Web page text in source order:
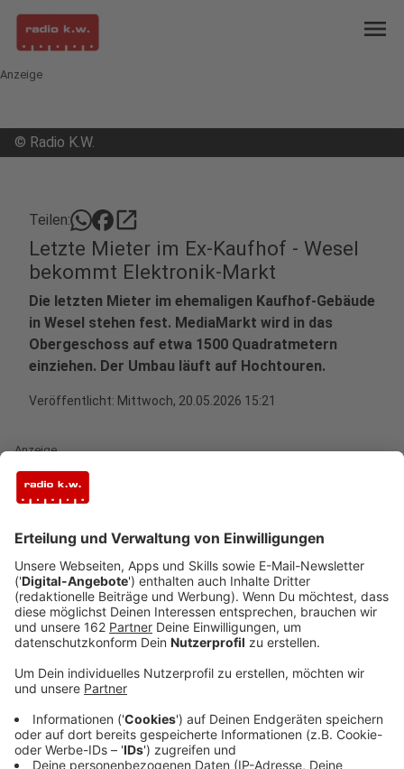
menu
Anzeige
© Radio K.W.
Teilen: open_in_new
Letzte Mieter im Ex-Kaufhof - Wesel
bekommt Elektronik-Markt
Die letzten Mieter im ehemaligen Kaufhof-Gebäude
in Wesel stehen fest. MediaMarkt wird in das
Obergeschoss auf etwa 1500 Quadratmetern
einziehen. Der Umbau läuft auf Hochtouren.
Veröffentlicht: Mittwoch, 20.05.2026 15:21
Anzeige
Markt in der Innenstadt freuen. MediaMarkt wird in das
Obergeschoss des alten Kaufhof-Gebäudes an der
Hohen Straße einziehen. Spätestens im Frühjahr 2027
soll auf rund 1500 Quadratmetern Eröffnung gefeiert
werden. Auch ein Geschäft der Textilkette Ernsting's
Family bekommt einen Platz im Erdgeschoss. Damit
stehen die letzten Mieter im Gebäude fest. Bekannt
war schon, dass die Drogerie Müller ins Erdgeschoss
Eröffnung Ende August geplant.Auch das Parkhaus
soll an einigen Stellen ausgebessert werden.